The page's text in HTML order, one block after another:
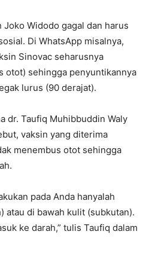
Widodo gagal dan harus
Di WhatsApp misalnya,
Sinovac seharusnya
otot) sehingga penyuntikannya
lurus (90 derajat).
dr. Taufiq Muhibbuddin Waly
vaksin yang diterima
menembus otot sehingga
pada Anda hanyalah
atau di bawah kulit (subkutan).
ke darah,” tulis Taufiq dalam